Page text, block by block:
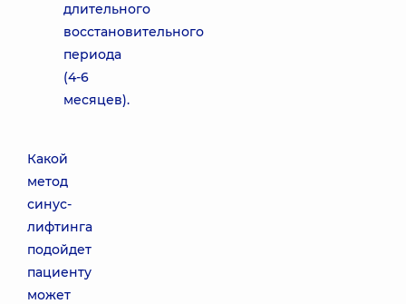
длительного
восстановительного
периода
(4-6
месяцев).
Какой
метод
синус-
лифтинга
подойдет
пациенту
может